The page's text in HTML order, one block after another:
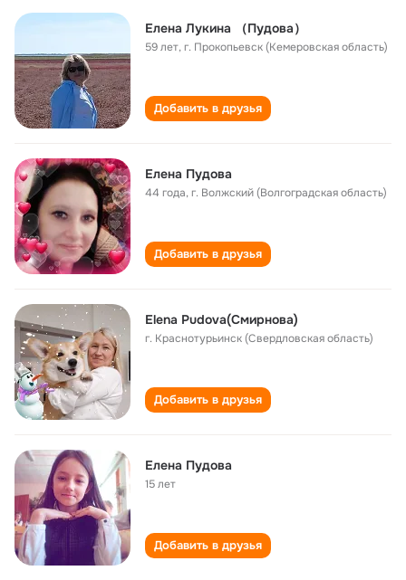
Елена Лукина （Пудова）
59 лет,г. Прокопьевск (Кемеровская область)
Добавить в друзья
Елена Пудова
44 года,г. Волжский (Волгоградская область)
Добавить в друзья
Elena Pudova(Смирнова)
г. Краснотурьинск (Свердловская область)
Добавить в друзья
Елена Пудова
15 лет
Добавить в друзья